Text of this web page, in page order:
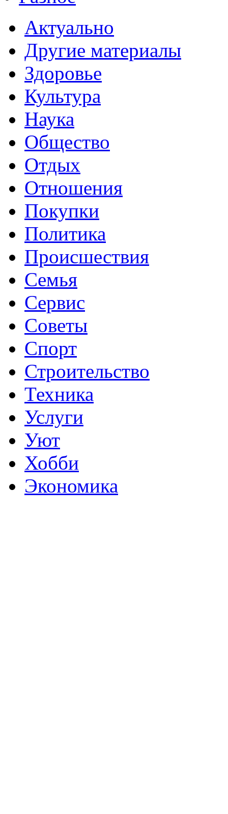
Актуально
Другие материалы
Здоровье
Культура
Наука
Общество
Отдых
Отношения
Покупки
Политика
Происшествия
Семья
Сервис
Советы
Спорт
Строительство
Техника
Услуги
Уют
Хобби
Экономика